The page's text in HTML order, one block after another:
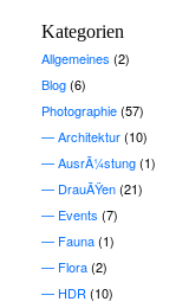
Kategorien
Allgemeines (2)
Blog(6)
Photographie(57)
Architektur(10)
AusrÃ¼stung(1)
DrauÃŸen(21)
Events (7)
Fauna(1)
Flora(2)
HDR (10)